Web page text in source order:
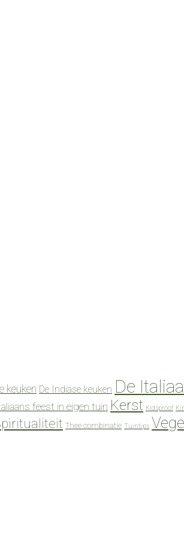
keuken De Indiase keuken De
feest in eigen tuin Kerst Kidsproof
Thee combinatie Tuintips